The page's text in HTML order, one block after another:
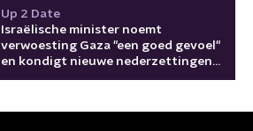
Up 2 Date
Israëlische minister noemt
verwoesting Gaza "een goed gevoel"
en kondigt nieuwe nederzettingen